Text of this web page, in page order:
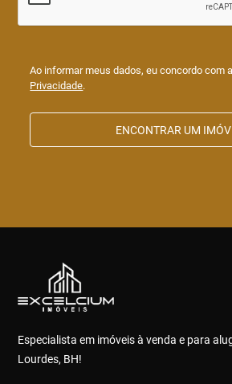
Ao informar meus dados, eu concordo com a
Privacidade.
ENCONTRAR UM
Especialista em imóveis à venda e para
Lourdes, BH!